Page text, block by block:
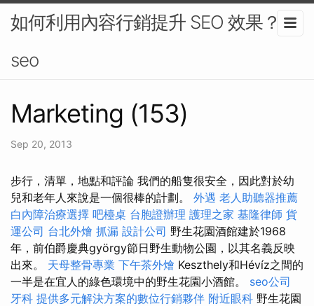
如何利用內容行銷提升 SEO 效果？-
seo
Marketing (153)
Sep 20, 2013
步行，清單，地點和評論 我們的船隻很安全，因此對於幼
兒和老年人來說是一個很棒的計劃。 外遇 老人助聽器推薦
白內障治療選擇 吧檯桌 台胞證辦理 護理之家 基隆律師 貨
運公司 台北外燴 抓漏 設計公司 野生花園酒館建於1968
年，前伯爵慶典györgy節日野生動物公園，以其名義反映
出來。 天母整骨專業 下午茶外燴 Keszthely和Hévíz之間的
一半是在宜人的綠色環境中的野生花園小酒館。 seo公司
牙科 提供多元解決方案的數位行銷夥伴 附近眼科 野生花園